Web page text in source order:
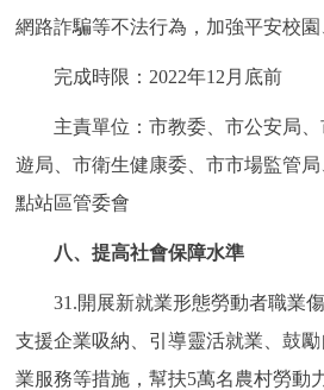
網路詐騙等不法行為，加強平安校園
完成時限：2022年12月底前
主責單位：市教委、市公安局、
遊局、市衛生健康委、市市場監管
點站區管委會
八、提高社會保障水準
31.開展新就業形態勞動者職業傷
支援企業吸納、引導靈活就業、鼓
業服務等措施，幫扶5萬名農村勞動